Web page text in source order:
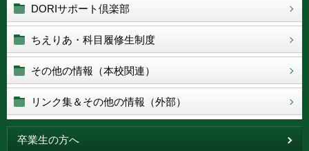
DORIサポート倶楽部
ちえりあ・科目履修生制度
その他の情報（本校関連）
リンク集＆その他の情報（外部）
卒業生の方へ